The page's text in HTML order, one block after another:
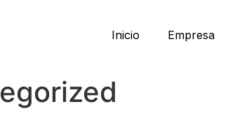
Inicio Empresa